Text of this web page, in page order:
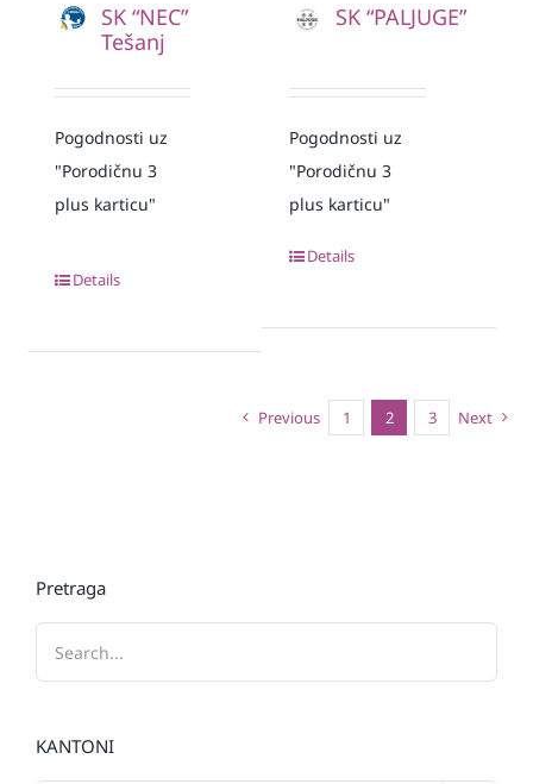
SK “NEC”
Tešanj
Pogodnosti uz
"Porodičnu 3
plus karticu"
Details
SK “PALJUGE”
Pogodnosti uz
"Porodičnu 3
plus karticu"
Details
Previous 1 2 3 Next
Pretraga
KANTONI